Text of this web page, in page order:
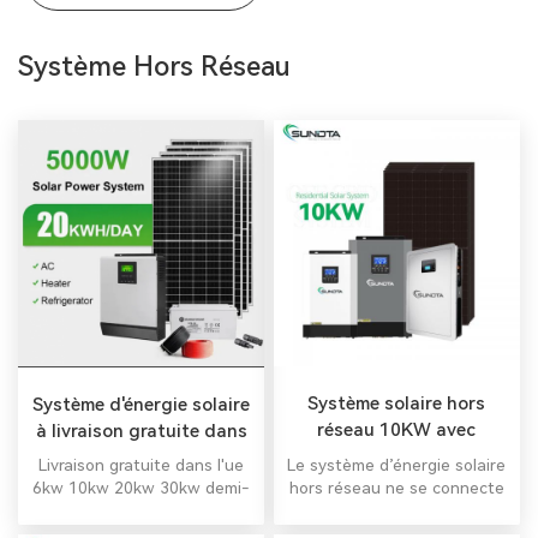
Système Hors Réseau
Système d'énergie solaire
à livraison gratuite dans
l'UE
Livraison gratuite dans l'ue
6kw 10kw 20kw 30kw demi-
Système solaire hors
réseau 10KW avec
ensemble complet
Le système d’énergie solaire
hors réseau ne se connecte